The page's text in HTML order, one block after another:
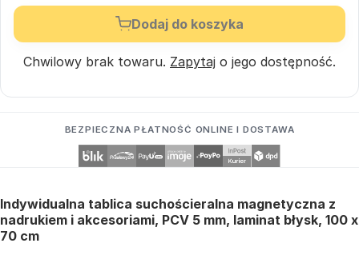
Dodaj do koszyka
Chwilowy brak towaru. Zapytaj o jego dostępność.
BEZPIECZNA PŁATNOŚĆ ONLINE I DOSTAWA
Indywidualna tablica suchościeralna magnetyczna z
nadrukiem i akcesoriami, PCV 5 mm, laminat błysk, 100 x
70 cm